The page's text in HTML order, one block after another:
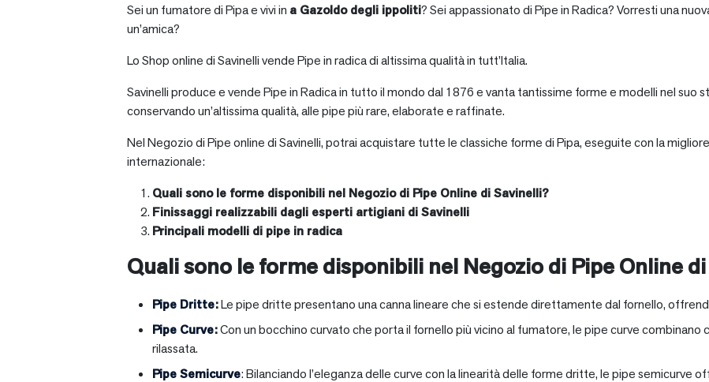
Sei un fumatore di Pipa e vivi in a Gazoldo degli ippoliti? Sei appassionato di Pipe in Radica? Vorresti una
un’amica?
Lo Shop online di Savinelli vende Pipe in radica di altissima qualità in tutt’Italia.
Savinelli produce e vende Pipe in Radica in tutto il mondo dal 1876 e vanta tantissime forme e modelli nel suo
conservando un’altissima qualità, alle pipe più rare, elaborate e raffinate.
Nel Negozio di Pipe online di Savinelli, potrai acquistare tutte le classiche forme di Pipa, eseguite con la
internazionale:
Quali sono le forme disponibili nel Negozio di Pipe Online di Savinelli?
Finissaggi realizzabili dagli esperti artigiani di Savinelli
Principali modelli di pipe in radica
Quali sono le forme disponibili nel Negozio di Pipe Online
Pipe Dritte:Le pipe dritte presentano una canna lineare che si estende direttamente dal fornello,
Pipe Curve:Con un bocchino curvato che porta il fornello più vicino al fumatore, le pipe curve combinano
rilassata.
Pipe Semicurve: Bilanciando l’eleganza delle curve con la linearità delle forme dritte, le pipe semicurve